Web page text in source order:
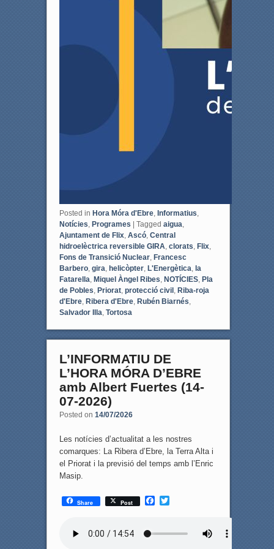
Posted in Hora Móra d'Ebre, Informatius
Notícies Programes | Tagged aigua
Ajuntament de Flix, Ascó, Central
hidroelèctrica reversible GIRA clorats Flix,
Fons de Transició Nuclear, Francesc
Barbero, gira helicòpter, L'Energètica la
Fatarella Miquel Àngel Ribes NOTÍCIES, Pla
de Pobles Priorat, protecció civil, Riba-roja
d'Ebre, Ribera d'Ebre, Rubén Biarnés
Salvador Illa Tortosa
L’INFORMATIU DE
L’HORA MÓRA D’EBRE
amb Albert Fuertes (14-
07-2026)
Posted on 14/07/2026
Les notícies d’actualitat a les nostres
comarques: La Ribera d’Ebre, la Terra Alta i
el Priorat i la previsió del temps amb l’Enric
Masip.
Share Post
F
T